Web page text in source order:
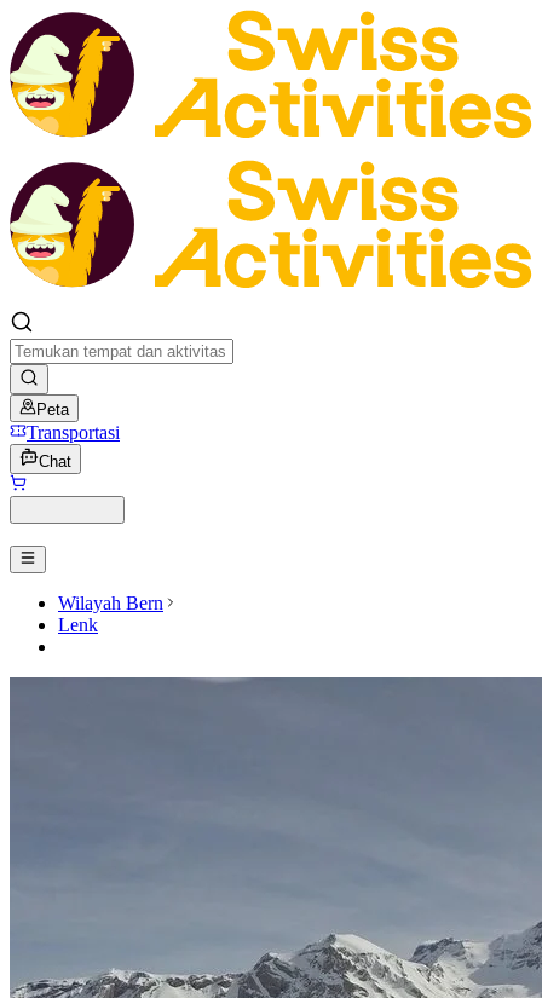
Peta
Transportasi
Chat
Wilayah Bern
Lenk